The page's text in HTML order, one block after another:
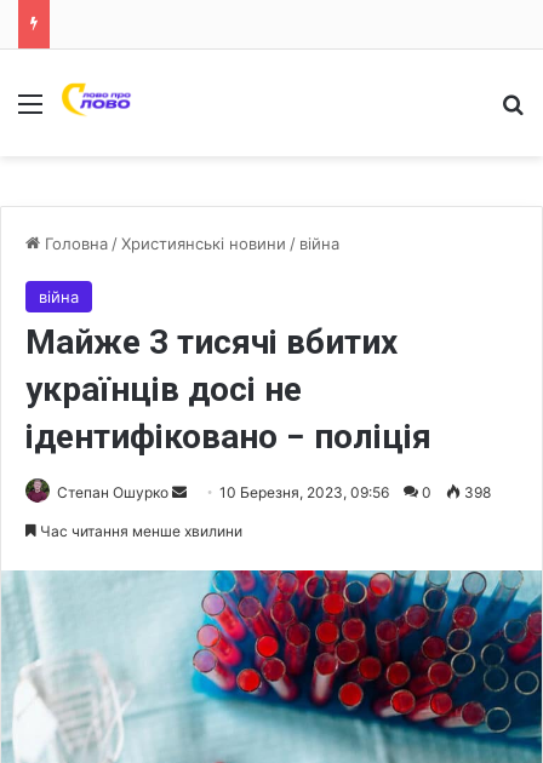
Меню
Головна /Християнські новини / війна
війна
Майже 3 тисячі вбитих
українців досі не
ідентифіковано − поліція
Степан Ошурко
e
m
10 Березня, 2023, 09:56 0 398
Час читання менше хвилини